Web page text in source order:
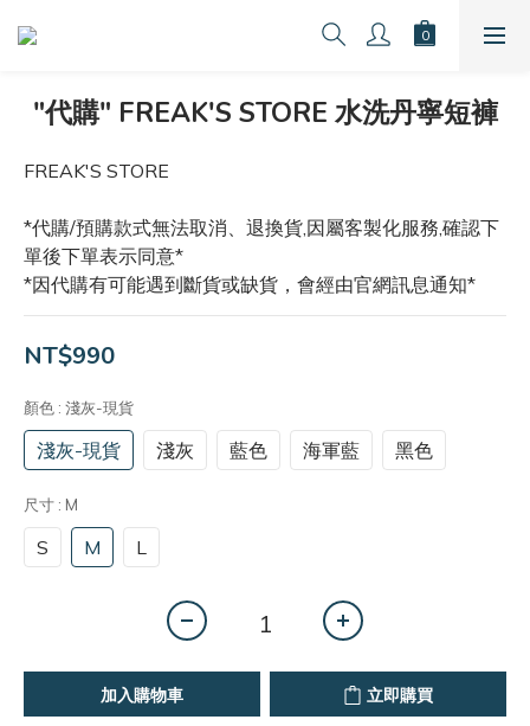
"代購" FREAK'S STORE 水洗丹寧短褲
FREAK'S STORE
*代購/預購款式無法取消、退換貨,因屬客製化服務,確認下
單後下單表示同意*
*因代購有可能遇到斷貨或缺貨，會經由官網訊息通知*
NT$990
顏色 : 淺灰-現貨
淺灰-現貨 淺灰 藍色 海軍藍 黑色
尺寸 : M
S M L
加入購物車 立即購買